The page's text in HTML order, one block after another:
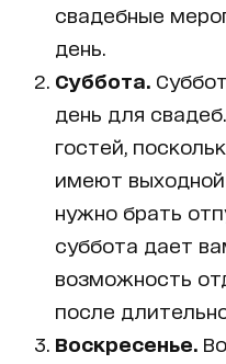
свадебные
день.
Суббота.
день для
гостей,
имеют выходной
нужно брать
суббота дает
возможность
после
Воскресенье.